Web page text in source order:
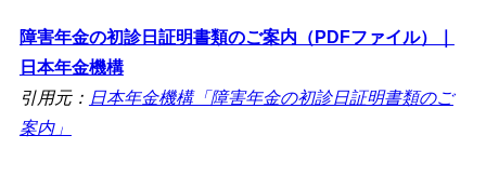
障害年金の初診日証明書類のご案内（PDFファイル）｜
日本年金機構
引用元： 日本年金機構「障害年金の初診日証明書類のご
案内」